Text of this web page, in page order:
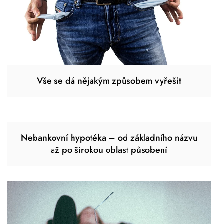
Vše se dá nějakým způsobem vyřešit
Nebankovní hypotéka – od základního názvu
až po širokou oblast působení